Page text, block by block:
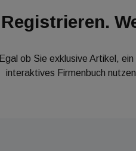
Registrieren.
Egal ob Sie exklusive Artikel,
interaktives Firmenbuch